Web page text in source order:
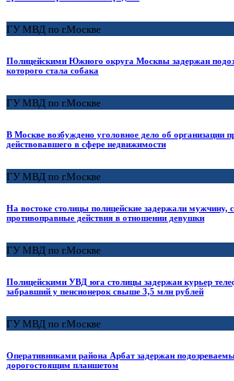
ГУ МВД по г.Москве
Полицейскими Южного округа Москвы задержан
которого стала собака
ГУ МВД по г.Москве
В Москве возбуждено уголовное дело об организации
действовавшего в сфере недвижимости
ГУ МВД по г.Москве
На востоке столицы полицейские задержали мужчину,
противоправные действия в отношении девушки
ГУ МВД по г.Москве
Полицейскими УВД юга столицы задержан курьер
забравший у пенсионерок свыше 3,5 млн рублей
ГУ МВД по г.Москве
Оперативниками района Арбат задержан
дорогостоящим планшетом